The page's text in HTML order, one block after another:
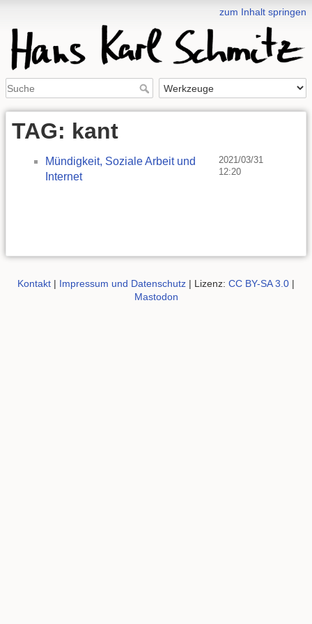
zum Inhalt springen
TAG: kant
Mündigkeit, Soziale Arbeit und
Internet
2021/03/31
12:20
Kontakt | Impressum und Datenschutz | Lizenz: CC BY-SA 3.0 |
Mastodon